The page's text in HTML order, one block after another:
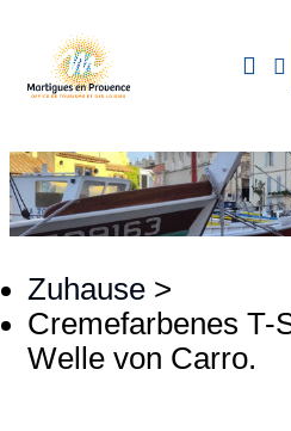
Zuhause >
Cremefarbenes T-
Welle von Carro.